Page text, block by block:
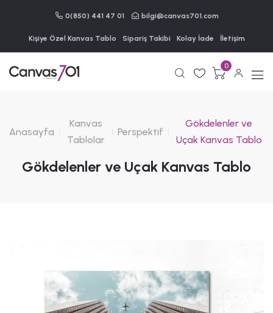
0(850) 441 47 01 bilgi@canvas701.com
Kişiye Özel Kanvas Tablo Sipariş Takibi Kolay İade İletişim
0
Anasayfa
Kanvas
Tablolar
Perspektif
Gökdelenler ve
Uçak Kanvas Tablo
Gökdelenler ve Uçak Kanvas Tablo